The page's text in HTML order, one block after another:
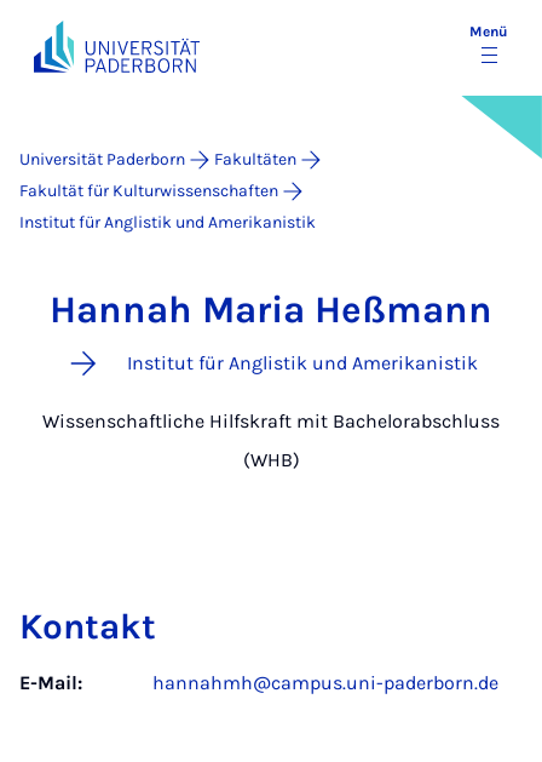
Menü
Universität Paderborn
Fakultäten
Fakultät für Kulturwissenschaften
Institut für Anglistik und Amerikanistik
Hannah Maria Heßmann
Institut für Anglistik und Amerikanistik
Wissenschaftliche Hilfskraft mit Bachelorabschluss
(WHB)
Kontakt
E-Mail: hannahmh@campus.uni-paderborn.de